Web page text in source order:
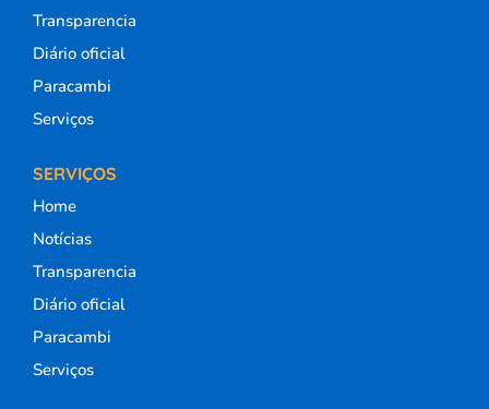
Transparencia
Diário oficial
Paracambi
Serviços
SERVIÇOS
Home
Notícias
Transparencia
Diário oficial
Paracambi
Serviços